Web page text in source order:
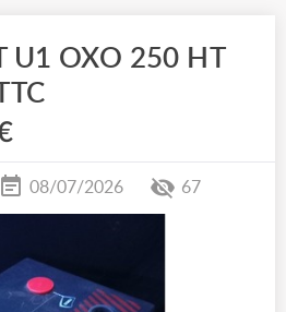
U1 OXO 250 HT
08/07/2026 67